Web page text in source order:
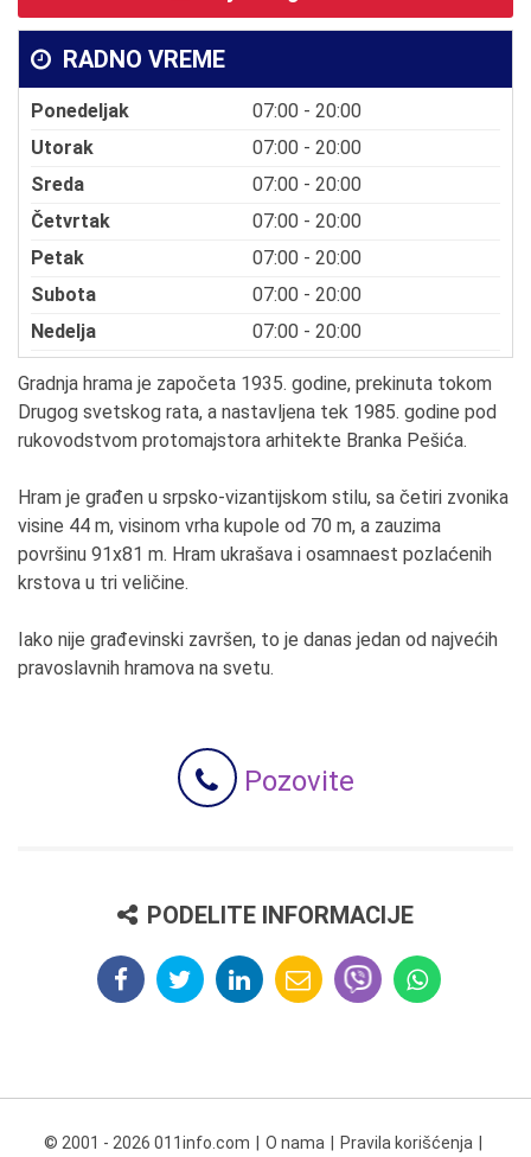
RADNO VREME
Ponedeljak
07:00 - 20:00
Utorak
07:00 - 20:00
Sreda
07:00 - 20:00
Četvrtak
07:00 - 20:00
Petak
07:00 - 20:00
Subota
07:00 - 20:00
Nedelja
07:00 - 20:00
Gradnja hrama je započeta 1935. godine, prekinuta tokom
Drugog svetskog rata, a nastavljena tek 1985. godine pod
rukovodstvom protomajstora arhitekte Branka Pešića.
Hram je građen u srpsko-vizantijskom stilu, sa četiri zvonika
visine 44 m, visinom vrha kupole od 70 m, a zauzima
površinu 91x81 m. Hram ukrašava i osamnaest pozlaćenih
krstova u tri veličine.
Iako nije građevinski završen, to je danas jedan od najvećih
pravoslavnih hramova na svetu.
Pozovite
PODELITE INFORMACIJE
© 2001 - 2026 011info.com O nama Pravila korišćenja